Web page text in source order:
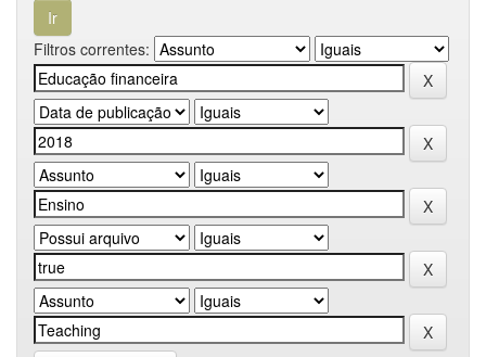
Filtros correntes: